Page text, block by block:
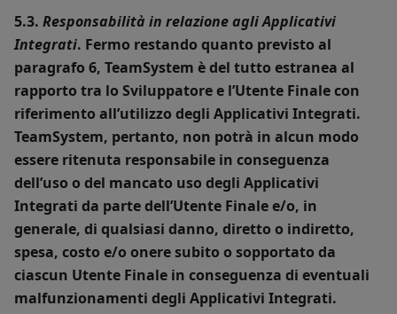
5.3. Responsabilità in relazione agli Applicativi
Integrati. Fermo restando quanto previsto al
paragrafo 6, TeamSystem è del tutto estranea al
rapporto tra lo Sviluppatore e l’Utente Finale con
riferimento all’utilizzo degli Applicativi Integrati.
TeamSystem, pertanto, non potrà in alcun modo
essere ritenuta responsabile in conseguenza
dell’uso o del mancato uso degli Applicativi
Integrati da parte dell’Utente Finale e/o, in
generale, di qualsiasi danno, diretto o indiretto,
spesa, costo e/o onere subito o sopportato da
ciascun Utente Finale in conseguenza di eventuali
malfunzionamenti degli Applicativi Integrati.